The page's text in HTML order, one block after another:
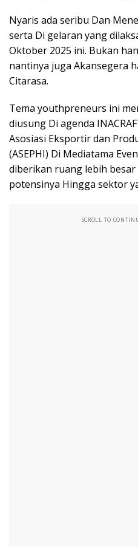
Nyaris ada seribu Dan
serta Di gelaran yang
Oktober 2025 ini. Bukan
nantinya juga Akansegera
Citarasa.
Tema youthpreneurs ini
diusung Di agenda
Asosiasi Eksportir dan
(ASEPHI) Di Mediatama
diberikan ruang lebih
potensinya Hingga sektor
SCROLL TO